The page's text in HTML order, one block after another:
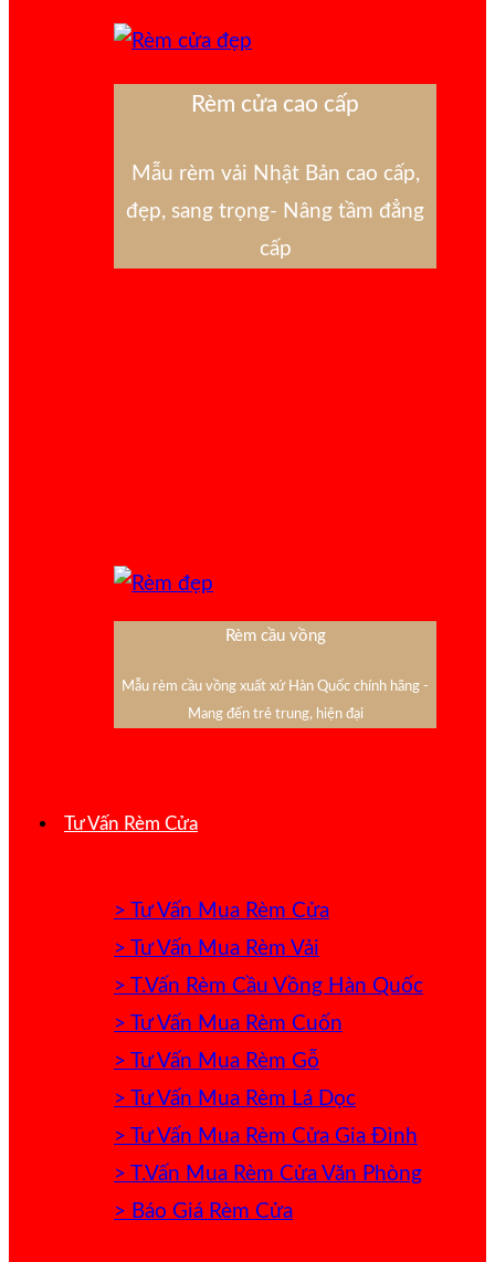
Rèm cửa cao cấp
Mẫu rèm vải Nhật Bản cao cấp,
đẹp, sang trọng- Nâng tầm đẳng
cấp
Rèm cầu vồng
Mẫu rèm cầu vồng xuất xứ Hàn Quốc chính hãng -
Mang đến trẻ trung, hiện đại
Tư Vấn Rèm Cửa
> Tư Vấn Mua Rèm Cửa
> Tư Vấn Mua Rèm Vải
> T.Vấn Rèm Cầu Vồng Hàn Quốc
> Tư Vấn Mua Rèm Cuốn
> Tư Vấn Mua Rèm Gỗ
> Tư Vấn Mua Rèm Lá Dọc
> Tư Vấn Mua Rèm Cửa Gia Đình
> T.Vấn Mua Rèm Cửa Văn Phòng
> Báo Giá Rèm Cửa